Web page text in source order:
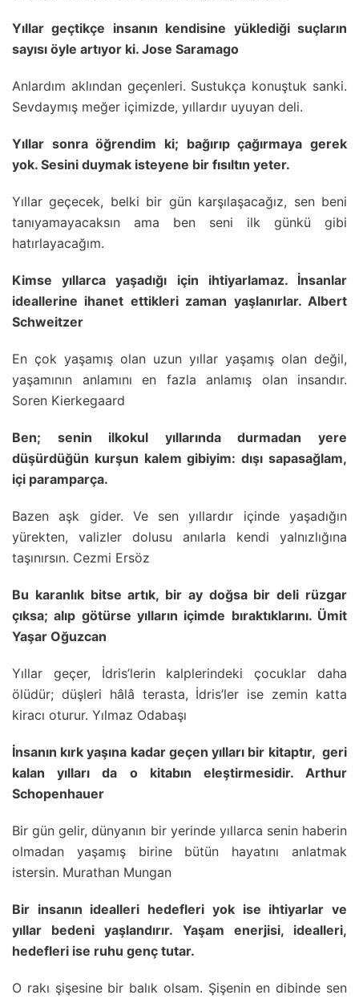
Yıllar geçtikçe insanın kendisine yüklediği suçların
sayısı öyle artıyor ki. Jose Saramago
Anlardım aklından geçenleri. Sustukça konuştuk sanki.
Sevdaymış meğer içimizde, yıllardır uyuyan deli.
Yıllar sonra öğrendim ki; bağırıp çağırmaya gerek
yok. Sesini duymak isteyene bir fısıltın yeter.
Yıllar geçecek, belki bir gün karşılaşacağız, sen beni
tanıyamayacaksın ama ben seni ilk günkü gibi
hatırlayacağım.
Kimse yıllarca yaşadığı için ihtiyarlamaz. İnsanlar
ideallerine ihanet ettikleri zaman yaşlanırlar. Albert
Schweitzer
En çok yaşamış olan uzun yıllar yaşamış olan değil,
yaşamının anlamını en fazla anlamış olan insandır.
Soren Kierkegaard
Ben; senin ilkokul yıllarında durmadan yere
düşürdüğün kurşun kalem gibiyim: dışı sapasağlam,
içi paramparça.
Bazen aşk gider. Ve sen yıllardır içinde yaşadığın
yürekten, valizler dolusu anılarla kendi yalnızlığına
taşınırsın. Cezmi Ersöz
Bu karanlık bitse artık, bir ay doğsa bir deli rüzgar
çıksa; alıp götürse yılların içimde bıraktıklarını. Ümit
Yaşar Oğuzcan
Yıllar geçer, İdris’lerin kalplerindeki çocuklar daha
ölüdür; düşleri hâlâ terasta, İdris’ler ise zemin katta
kiracı oturur. Yılmaz Odabaşı
İnsanın kırk yaşına kadar geçen yılları bir kitaptır, geri
kalan yılları da o kitabın eleştirmesidir. Arthur
Schopenhauer
Bir gün gelir, dünyanın bir yerinde yıllarca senin haberin
olmadan yaşamış birine bütün hayatını anlatmak
istersin. Murathan Mungan
Bir insanın idealleri hedefleri yok ise ihtiyarlar ve
yıllar bedeni yaşlandırır. Yaşam enerjisi, idealleri,
hedefleri ise ruhu genç tutar.
O rakı şişesine bir balık olsam. Şişenin en dibinde sen